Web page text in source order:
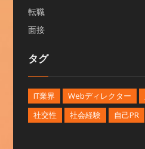
転職
面接
タグ
IT業界 Webディレクター
社交性
社会経験 自己PR